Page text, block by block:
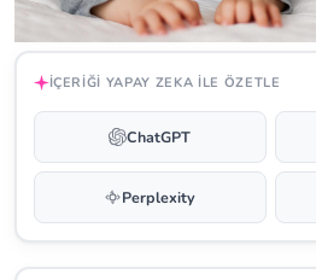
İÇERIĞI YAPAY ZEKA ILE ÖZETLE
ChatGPT
Perplexity